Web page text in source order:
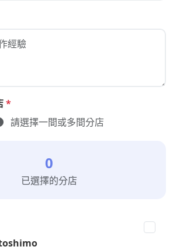
*
請選擇一間或多間分店
0
已選擇的分店